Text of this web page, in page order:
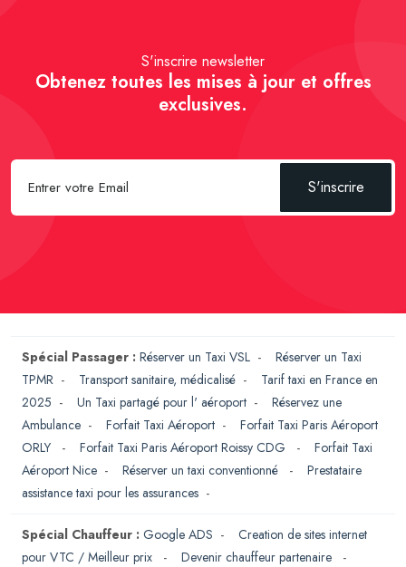
S'inscrire newsletter
Obtenez toutes les mises à jour et offres
exclusives.
S'inscrire
Spécial Passager : Réserver un Taxi VSL - Réserver un Taxi
TPMR - Transport sanitaire, médicalisé - Tarif taxi en France en
2025 - Un Taxi partagé pour l' aéroport - Réservez une
Ambulance - Forfait Taxi Aéroport - Forfait Taxi Paris Aéroport
ORLY
- Forfait Taxi Paris Aéroport Roissy CDG - Forfait Taxi
Aéroport Nice - Réserver un taxi conventionné - Prestataire
assistance taxi pour les assurances -
Spécial Chauffeur : Google ADS - Creation de sites internet
pour VTC / Meilleur prix
- Devenir chauffeur partenaire
-